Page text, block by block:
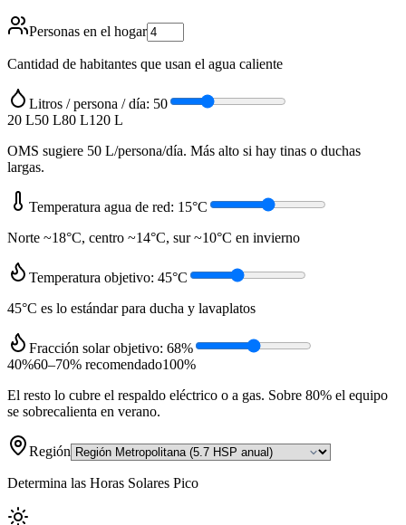
Personas en el hogar
Cantidad de habitantes que usan el agua caliente
Litros / persona / día: 50
20 L50 L80 L120 L
OMS sugiere 50 L/persona/día. Más alto si hay tinas o duchas
largas.
Temperatura agua de red: 15°C
Norte ~18°C, centro ~14°C, sur ~10°C en invierno
Temperatura objetivo: 45°C
45°C es lo estándar para ducha y lavaplatos
Fracción solar objetivo: 68%
40%60–70% recomendado100%
El resto lo cubre el respaldo eléctrico o a gas. Sobre 80% el equipo
se sobrecalienta en verano.
Región
Determina las Horas Solares Pico